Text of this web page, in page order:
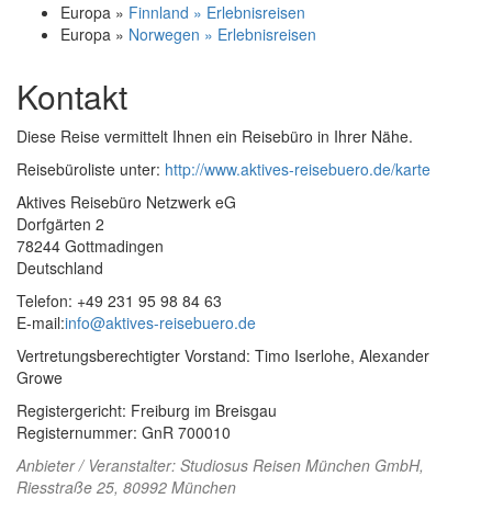
Europa » Finnland » Erlebnisreisen
Europa » Norwegen » Erlebnisreisen
Kontakt
Diese Reise vermittelt Ihnen ein Reisebüro in Ihrer Nähe.
Reisebüroliste unter: http://www.aktives-reisebuero.de/karte
Aktives Reisebüro Netzwerk eG
Dorfgärten 2
78244 Gottmadingen
Deutschland
Telefon: +49 231 95 98 84 63
E-mail:info@aktives-reisebuero.de
Vertretungsberechtigter Vorstand: Timo Iserlohe, Alexander
Growe
Registergericht: Freiburg im Breisgau
Registernummer: GnR 700010
Anbieter / Veranstalter: Studiosus Reisen München GmbH,
Riesstraße 25, 80992 München